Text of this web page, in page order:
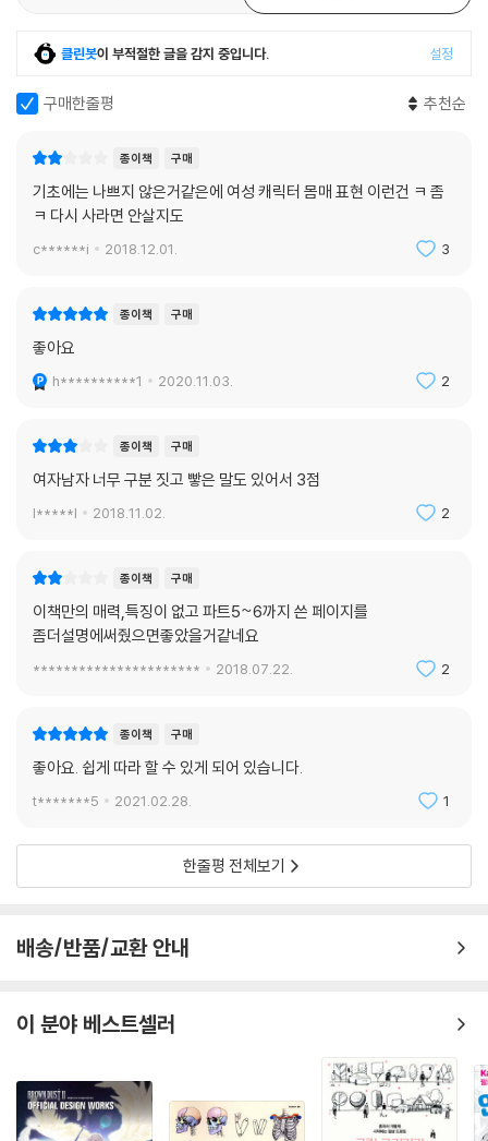
클린봇이 부적절한 글을 감지 중입니다. 설정
구매한줄평 추천순
종이책 구매
기초에는 나쁘지 않은거같은에 여성 캐릭터 몸매 표현 이런건 ㅋ 좀
ㅋ 다시 사라면 안살지도
c******i 2018.12.01. 3
종이책 구매
좋아요
h**********1 2020.11.03. 2
종이책 구매
여자남자 너무 구분 짓고 빻은 말도 있어서 3점
l*****l 2018.11.02. 2
종이책 구매
이책만의 매력,특징이 없고 파트5~6까지 쓴 페이지를
좀더설명에써줬으면좋았을거같네요
********************** 2018.07.22. 2
종이책 구매
좋아요. 쉽게 따라 할 수 있게 되어 있습니다.
t*******5 2021.02.28. 1
한줄평 전체보기
배송/반품/교환 안내
이 분야 베스트셀러